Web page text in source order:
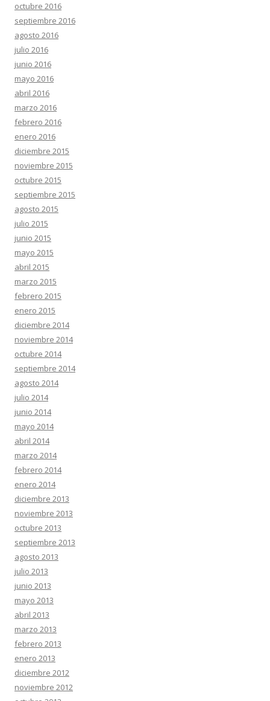
octubre 2016
septiembre 2016
agosto 2016
julio 2016
junio 2016
mayo 2016
abril 2016
marzo 2016
febrero 2016
enero 2016
diciembre 2015
noviembre 2015
octubre 2015
septiembre 2015
agosto 2015
julio 2015
junio 2015
mayo 2015
abril 2015
marzo 2015
febrero 2015
enero 2015
diciembre 2014
noviembre 2014
octubre 2014
septiembre 2014
agosto 2014
julio 2014
junio 2014
mayo 2014
abril 2014
marzo 2014
febrero 2014
enero 2014
diciembre 2013
noviembre 2013
octubre 2013
septiembre 2013
agosto 2013
julio 2013
junio 2013
mayo 2013
abril 2013
marzo 2013
febrero 2013
enero 2013
diciembre 2012
noviembre 2012